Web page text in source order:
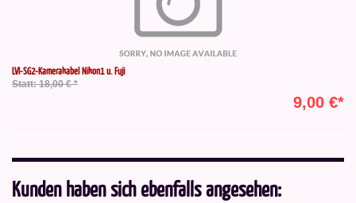
LVI-SG2-Kamerakabel Nikon1 u. Fuji
Statt: 18,00 € *
9,00 €*
Kunden haben sich ebenfalls angesehen: